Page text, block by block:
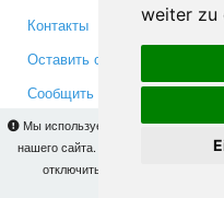
weiter zu
Мы используем cookies для того,
нашего сайта. На
Вы
отключить использование
Контакты
Оставить отзыв
Сообщить об ошибке